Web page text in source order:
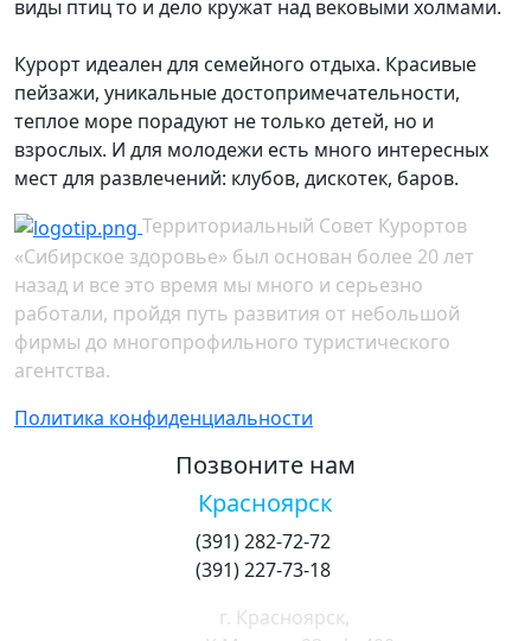
виды птиц то и дело кружат над вековыми холмами.
Курорт идеален для семейного отдыха. Красивые
пейзажи, уникальные достопримечательности,
теплое море порадуют не только детей, но и
взрослых. И для молодежи есть много интересных
мест для развлечений: клубов, дискотек, баров.
Территориальный Совет Курортов
«Сибирское здоровье» был основан более 20 лет
назад и все это время мы много и серьезно
работали, пройдя путь развития от небольшой
фирмы до многопрофильного туристического
агентства.
Политика конфиденциальности
Позвоните нам
Красноярск
(391) 282-72-72
(391) 227-73-18
г. Красноярск,